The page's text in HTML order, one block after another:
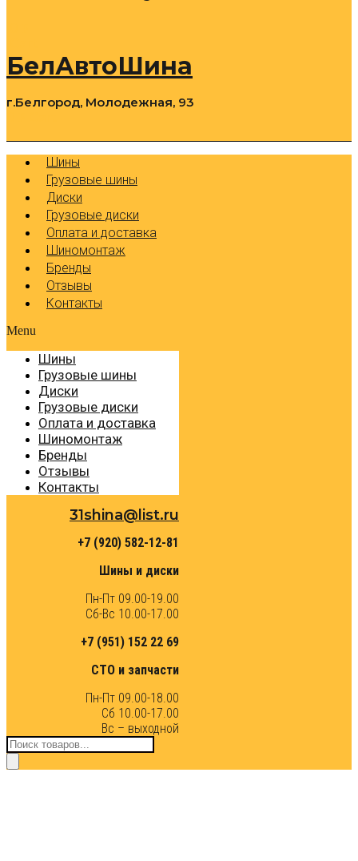
БелАвтоШина
г.Белгород, Молодежная, 93
Шины
Грузовые шины
Диски
Грузовые диски
Оплата и доставка
Шиномонтаж
Бренды
Отзывы
Контакты
Menu
Шины
Грузовые шины
Диски
Грузовые диски
Оплата и доставка
Шиномонтаж
Бренды
Отзывы
Контакты
31shina@list.ru
+7 (920) 582-12-81
Шины и диски
Пн-Пт 09.00-19.00
Сб-Вс 10.00-17.00
+7 (951) 152 22 69
СТО и запчасти
Пн-Пт 09.00-18.00
Сб 10.00-17.00
Вс – выходной
Поиск
товаров